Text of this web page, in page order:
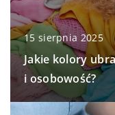
15 sierpnia 2025
Jakie kolory
i osobowość?